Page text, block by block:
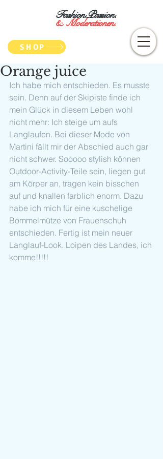
Fashion.Passion.
&Moderationen.
SHOP
Orange juice
Ich habe mich entschieden. Es musste
sein. Denn auf der Skipiste finde ich
mein Glück in diesem Leben wohl
nicht mehr: Ich steige um aufs
Langlaufen. Bei dieser Mode von
Martini fällt mir der Abschied auch gar
nicht schwer. Sooooo stylish können
Outdoor-Activity-Teile sein, liegen gut
am Körper an, tragen kein bisschen
auf und knallen farblich enorm. Dazu
habe ich mich für eine kuschelige
Bommelmütze von Frauenschuh
entschieden. Fertig ist mein neuer
Langlauf-Look. Loipen des Landes, ich
komme!!!!!